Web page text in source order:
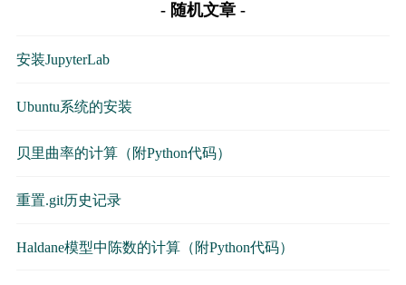
随机文章
安装JupyterLab
Ubuntu系统的安装
贝里曲率的计算（附Python代码）
重置.git历史记录
Haldane模型中陈数的计算（附Python代码）